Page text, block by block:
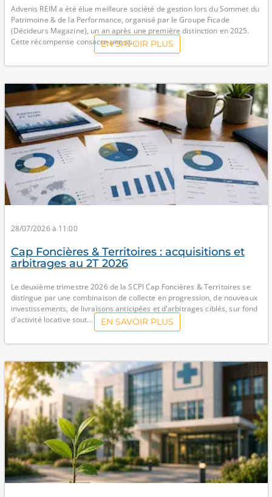
Advenis REIM a été élue meilleure société de gestion lors du Sommet du
Patrimoine & de la Performance, organisé par le Groupe Ficade
(Décideurs Magazine), un an après une première distinction en 2025.
Cette récompense consacre une st...EN SAVOIR PLUS
28/07/2026 à 11:00
Cap Foncières & Territoires : acquisitions et
arbitrages au 2T 2026
Le deuxième trimestre 2026 de la SCPI Cap Foncières & Territoires se
distingue par une combinaison de collecte en progression, de nouveaux
investissements, de livraisons anticipées et d'arbitrages ciblés, sur fond
d'activité locative sout...
EN SAVOIR PLUS